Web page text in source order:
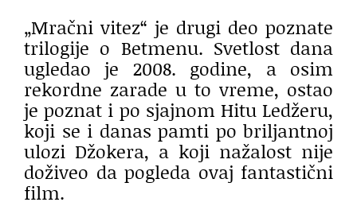
„Mračni vitez“ je drugi deo poznate
trilogije o Betmenu. Svetlost dana
ugledao je 2008. godine, a osim
rekordne zarade u to vreme, ostao
je poznat i po sjajnom Hitu Ledžeru,
koji se i danas pamti po briljantnoj
ulozi Džokera, a koji nažalost nije
doživeo da pogleda ovaj fantastični
film.